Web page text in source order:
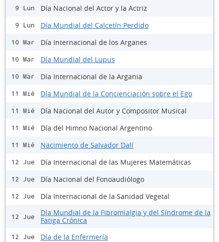
9 Lun Día Nacional del Actor y la Actriz
9 Lun Día Mundial del Calcetín Perdido
10 Mar Día Internacional de los Arganes
10 Mar Día Mundial del Lupus
10 Mar Día Internacional de la Argania
11 Mié Día Mundial de la Concienciación sobre el Ego
11 Mié Día Nacional del Autor y Compositor Musical
11 Mié Día del Himno Nacional Argentino
11 Mié Nacimiento de Salvador Dalí
12 Jue Día Internacional de las Mujeres Matemáticas
12 Jue Día Nacional del Fonoaudiólogo
12 Jue Día Internacional de la Sanidad Vegetal
12 Jue
Día Mundial de la Fibromialgia y del Síndrome de la
Fatiga Crónica
12 Jue Día de la Enfermería